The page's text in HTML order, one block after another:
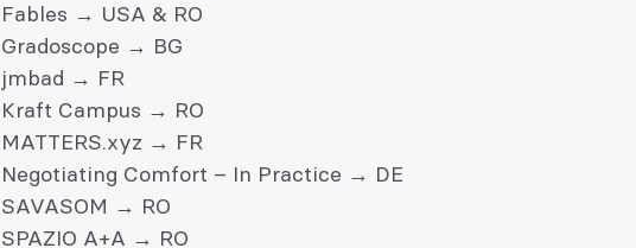
Fables → USA & RO
Gradoscope → BG
jmbad → FR
Kraft Campus → RO
MATTERS.xyz → FR
Negotiating Comfort – In Practice → DE
SAVASOM → RO
SPAZIO A+A → RO